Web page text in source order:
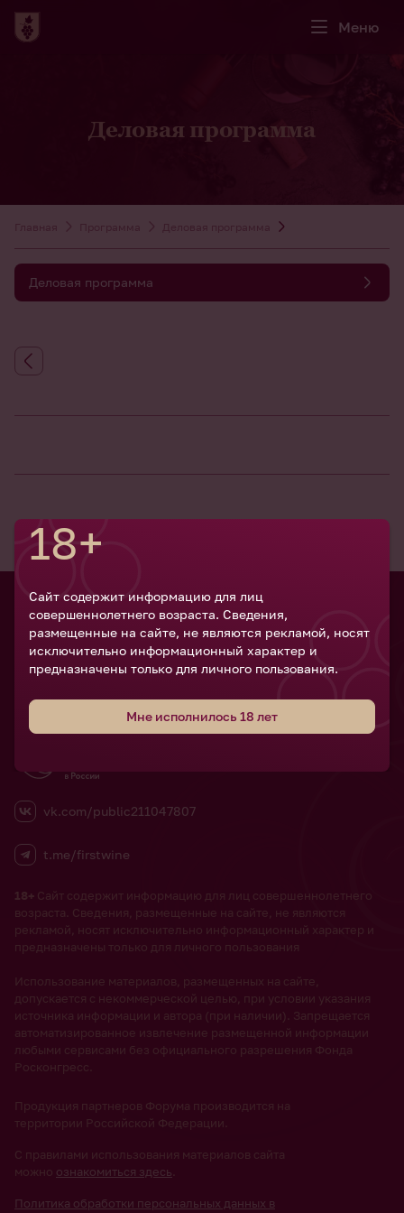
Меню
Деловая программа
Главная Программа Деловая программа
Деловая программа
Российский
винодельческий
форум
vk.com/public211047807
t.me/firstwine
18+ Сайт содержит информацию для лиц совершеннолетнего
возраста. Сведения, размещенные на сайте, не являются
рекламой, носят исключительно информационный характер и
предназначены только для личного пользования
Использование материалов, размещенных на сайте,
допускается с некоммерческой целью, при условии указания
источника информации и автора (при наличии). Запрещается
автоматизированное извлечение размещенной информации
любыми сервисами без официального разрешения Фонда
Росконгресс.
Продукция партнеров Форума производится на
территории Российской Федерации.
С правилами использования материалов сайта
можно ознакомиться здесь
Политика обработки персональных данных в
18+
Сайт содержит информацию для лиц
совершеннолетнего возраста. Сведения,
размещенные на сайте, не являются рекламой, носят
исключительно информационный характер и
предназначены только для личного пользования.
Мне исполнилось 18 лет